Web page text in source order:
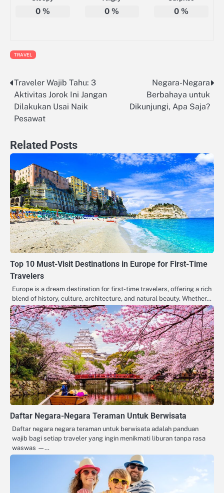
0% 0 % 0 %
TRAVEL
Navigasi
pos
Traveler Wajib Tahu: 3
Aktivitas Jorok Ini Jangan
Dilakukan Usai Naik
Pesawat
Negara-Negara
Berbahaya untuk
Dikunjungi, Apa Saja?
Related Posts
Top 10 Must-Visit Destinations in Europe for First-Time
Travelers
Europe is a dream destination for first-time travelers, offering a rich
blend of history, culture, architecture, and natural beauty. Whether…
Daftar Negara-Negara Teraman Untuk Berwisata
Daftar negara negara teraman untuk berwisata adalah panduan
wajib bagi setiap traveler yang ingin menikmati liburan tanpa rasa
waswas —…